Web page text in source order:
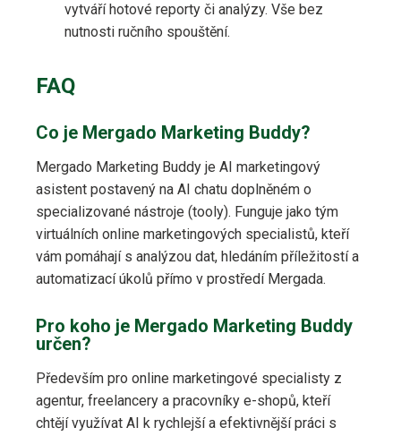
vytváří hotové reporty či analýzy. Vše bez
nutnosti ručního spouštění.
FAQ
Co je Mergado Marketing Buddy?
Mergado Marketing Buddy je AI marketingový
asistent postavený na AI chatu doplněném o
specializované nástroje (tooly). Funguje jako tým
virtuálních online marketingových specialistů, kteří
vám pomáhají s analýzou dat, hledáním příležitostí a
automatizací úkolů přímo v prostředí Mergada.
Pro koho je Mergado Marketing Buddy
určen?
Především pro online marketingové specialisty z
agentur, freelancery a pracovníky e-shopů, kteří
chtějí využívat AI k rychlejší a efektivnější práci s